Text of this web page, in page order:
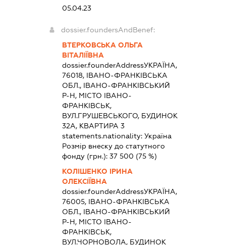
05.04.23
dossier.foundersAndBenef:
ВТЕРКОВСЬКА ОЛЬГА
ВІТАЛІЇВНА
dossier.founderAddressУКРАЇНА,
76018, ІВАНО-ФРАНКІВСЬКА
ОБЛ., ІВАНО-ФРАНКІВСЬКИЙ
Р-Н, МІСТО ІВАНО-
ФРАНКІВСЬК,
ВУЛ.ГРУШЕВСЬКОГО, БУДИНОК
32А, КВАРТИРА 3
statements.nationality: Україна
Розмір внеску до статутного
фонду (грн.): 37 500 (75 %)
КОЛІШЕНКО ІРИНА
ОЛЕКСІЇВНА
dossier.founderAddressУКРАЇНА,
76005, ІВАНО-ФРАНКІВСЬКА
ОБЛ., ІВАНО-ФРАНКІВСЬКИЙ
Р-Н, МІСТО ІВАНО-
ФРАНКІВСЬК,
ВУЛ.ЧОРНОВОЛА, БУДИНОК